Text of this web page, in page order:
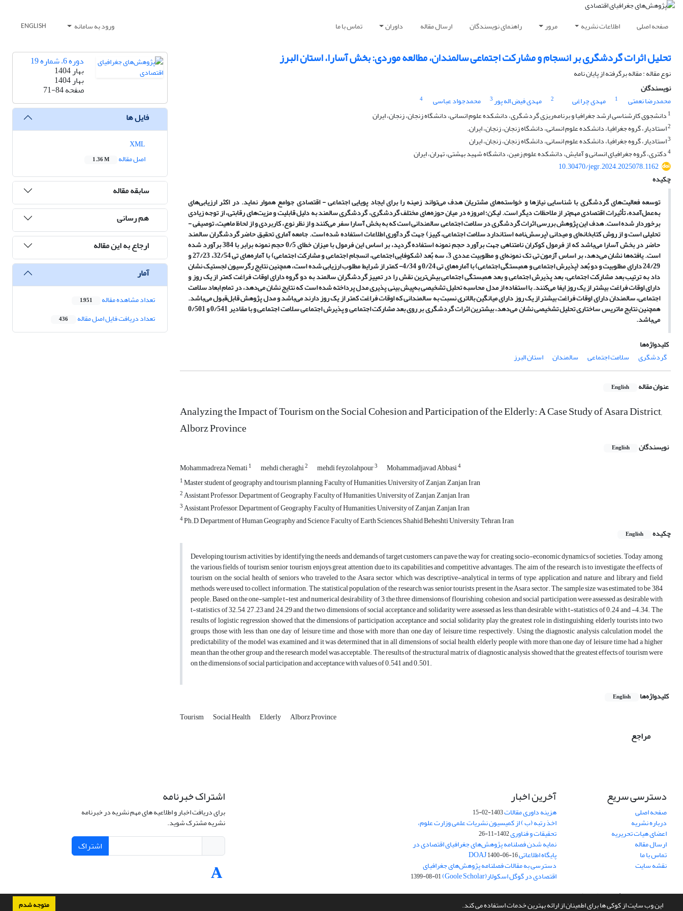
این وب سایت از کوکی ها برای اطمینان از ارائه بهترین خدمات استفاده می کند. متوجه شدم
صفحه اصلی اطلاعات نشریه مرور راهنمای نویسندگان ارسال مقاله داوران تماس با ما ورود به سامانه ENGLISH
تحلیل اثرات گردشگری بر انسجام و مشارکت اجتماعی سالمندان، مطالعه موردی: بخش آسارا، استان البرز
نوع مقاله : مقاله برگرفته از پایان نامه
نویسندگان
محمدرضا نعمتی
1 مهدی چراغی 2 مهدی فیض اله پور3 محمدجواد عباسی
4
1 دانشجوی کارشناسی ارشد جغرافیا و برنامه‌‌ریزی گردشگری، دانشکده علوم انسانی، دانشگاه زنجان، زنجان، ایران
2استادیار، گروه جغرافیا، دانشکده علوم انسانی، دانشگاه زنجان، زنجان، ایران.
3استادیار، گروه جغرافیا، دانشکده علوم انسانی، دانشگاه زنجان، زنجان، ایران
4دکتری، گروه جغرافیای انسانی و آمایش، دانشکده علوم زمین، دانشگاه شهید بهشتی، تهران، ایران
10.30470/jegr.2024.2025078.1162
چکیده
توسعه فعالیت‌های گردشگری با شناسایی نیازها و خواسته‌های مشتریان هدف می‌تواند زمینه را برای ایجاد پویایی اجتماعی - اقتصادی جوامع هموار نماید. در اکثر ارزیابی‌های
به‌عمل‌آمده، تأثیرات اقتصادی مهم‌تر از ملاحظات دیگر است. لیکن؛ امروزه در میان حوزه‌های مختلف گردشگری، گردشگری سالمند به دلیل قابلیت و مزیت‌های رقابتی، از توجه زیادی
برخوردار شده است. هدف این پژوهش بررسی اثرات گردشگری در سلامت اجتماعی سالمندانی است که به بخش آسارا سفر می‌کنند و از نظر نوع، ﮐﺎرﺑﺮدی و از لحاظ ماهیت، توصیفی -
تحلیلی است و از روش کتابخانه‌ای و میدانی (پرسش‌نامه استاندارد سلامت اجتماعی، کییز) جهت گردآوری اطلاعات استفاده شده است. جامعه آماری تحقیق حاضر گردشگران سالمند
حاضر در بخش آسارا می‌باشد که از فرمول کوکران نامتناهی جهت برآورد حجم نمونه استفاده گردید، بر اساس این فرمول با میزان خطای 0/5 حجم نمونه برابر با 384 برآورد شده
است. یافته‌ها نشان می‌دهد، بر اساس آزمون تی تک نمونه‌ای و مطلوبیت عددی 3، سه بُعد (شکوفایی اجتماعی، انسجام اجتماعی و مشارکت اجتماعی) با آماره‌های تی 32/54، 27/23 و
24/29 دارای مطلوبیت و دو بُعد (پذیرش اجتماعی و همبستگی اجتماعی) با آماره‌های تی 0/24 و 4/34- کمتر از شرایط مطلوب ارزیابی شده است، همچنین نتایج رگرسیون لجستیک نشان
داد به ترتیب بعد مشارکت اجتماعی، بعد پذیرش اجتماعی و بعد همبستگی اجتماعی بیش‌ترین نقش را در تمییز گردشگران سالمند به دو گروه دارای اوقات فراغت کمتر از یک روز و
دارای اوقات فراغت بیشتر از یک روز ایفا می‌کنند. با استفاده از مدل محاسبه تحلیل تشخیصی به‌پیش بینی پذیری مدل پرداخته شده است که نتایج نشان می‌دهد، در تمام ابعاد سلامت
اجتماعی، سالمندان دارای اوقات فراغت بیشتر از یک روز دارای میانگین بالاتری نسبت به سالمندانی که اوقات فراغت کمتر از یک روز دارند می‌باشد و مدل پژوهش قابل‌قبول می‌باشد.
همچنین نتایج ماتریس ساختاری تحلیل تشخیصی نشان می‌دهد، بیشترین اثرات گردشگری بر روی بعد مشارکت اجتماعی و پذیرش اجتماعی سلامت اجتماعی و با مقادیر 0/541 و 0/501
می‌باشد.
کلیدواژه‌ها
گردشگری
سلامت اجتماعی سالمندان استان البرز
عنوان مقاله English
Analyzing the Impact of Tourism on the Social Cohesion and Participation of the Elderly: A Case Study of Asara District,
Alborz Province
نویسندگان English
Mohammadreza Nemati1 mehdi cheraghi2 mehdi feyzolahpour3 Mohammadjavad Abbasi4
1Master student of geography and tourism planning, Faculty of Humanities, University of Zanjan, Zanjan, Iran
2Assistant Professor, Department of Geography, Faculty of Humanities, University of Zanjan, Zanjan, Iran
3Assistant Professor, Department of Geography, Faculty of Humanities, University of Zanjan, Zanjan, Iran
4Ph.D, Department of Human Geography and Science, Faculty of Earth Sciences, Shahid Beheshti University, Tehran, Iran
چکیده
English
Developing tourism activities by identifying the needs and demands of target customers can pave the way for creating socio-economic dynamics of societies. Today, among
the various fields of tourism, senior tourism enjoys great attention due to its capabilities and competitive advantages. The aim of the research is to investigate the effects of
tourism on the social health of seniors who traveled to the Asara sector, which was descriptive-analytical in terms of type, application and nature, and library and field
methods were used to collect information. The statistical population of the research was senior tourists present in the Asara sector. The sample size was estimated to be 384
people. Based on the one-sample t-test and numerical desirability of 3, the three dimensions of flourishing, cohesion, and social participation were assessed as desirable with
t-statistics of 32.54, 27.23 and 24.29 and the two dimensions of social acceptance and solidarity were assessed as less than desirable with t-statistics of 0.24 and -4.34. The
results of logistic regression showed that the dimensions of participation, acceptance and social solidarity play the greatest role in distinguishing elderly tourists into two
groups, those with less than one day of leisure time and those with more than one day of leisure time, respectively. Using the diagnostic analysis calculation model, the
predictability of the model was examined and it was determined that in all dimensions of social health, elderly people with more than one day of leisure time had a higher
mean than the other group and the research model was acceptable. The results of the structural matrix of diagnostic analysis showed that the greatest effects of tourism were
on the dimensions of social participation and acceptance with values ​​of 0.541 and 0.501.
کلیدواژه‌ها English
Tourism Social Health Elderly Alborz Province
مراجع
دوره 6، شماره 19
بهار 1404
بهار 1404
صفحه71-84
فایل ها
اصل مقاله
1.36 M
سابقه مقاله
هم رسانی
ارجاع به این مقاله
آمار
تعداد مشاهده مقاله 1,951
تعداد دریافت فایل اصل مقاله 436
دسترسی سریع
صفحه اصلی
درباره نشریه
اعضای هیات تحریریه
ارسال مقاله
تماس با ما
نقشه سایت
آخرین اخبار
هزینه داوری مقالات1403-02-15
اخذ رتبه (ب ) از کمیسیون نشریات علمی وزارت علوم،
تحقیقات و فناوری1402-11-26
نمایه شدن فصلنامه پژوهش‌های جغرافیای اقتصادی در
پایگاه اطلاعاتی DOAJ1400-06-16
دسترسی به مقالات فصلنامه پژوهش‌های جغرافیای
اقتصادی در گوگل اسکولار(Goole Scholar) 1399-08-01
اشتراک خبرنامه
برای دریافت اخبار و اطلاعیه های مهم نشریه در خبرنامه
نشریه مشترک شوید.
اشتراک
سامانه مدیریت نشریات علمی.طراحی و پیاده سازی ازسیناوب